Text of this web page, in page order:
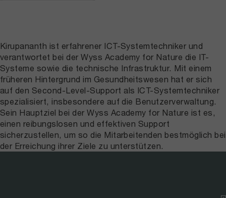
Kirupananth ist erfahrener ICT-Systemtechniker und
verantwortet bei der Wyss Academy for Nature die IT-
Systeme sowie die technische Infrastruktur. Mit einem
früheren Hintergrund im Gesundheitswesen hat er sich
auf den Second-Level-Support als ICT-Systemtechniker
spezialisiert, insbesondere auf die Benutzerverwaltung.
Sein Hauptziel bei der Wyss Academy for Nature ist es,
einen reibungslosen und effektiven Support
sicherzustellen, um so die Mitarbeitenden bestmöglich bei
der Erreichung ihrer Ziele zu unterstützen.